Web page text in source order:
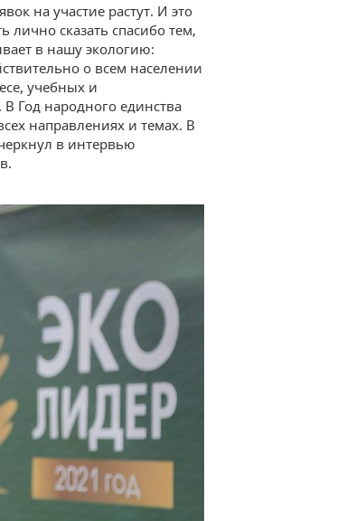
на участие растут. И это
лично сказать спасибо тем,
в нашу экологию:
о всем населении
учебных и
Год народного единства
направлениях и темах. В
в интервью